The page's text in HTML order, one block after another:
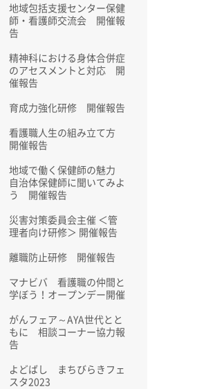
地域包括支援センター保健
師・看護師交流会 開催報
告
精神科における身体合併症
のアセスメントと対応 開
催報告
育成力強化研修 開催報告
看護職人生の組み立て方
開催報告
地域で働く保健師の魅力
自治体保健師に聞いてみよ
う 開催報告
災害対策委員会主催 ＜管
理者向け研修＞ 開催報告
離職防止研修 開催報告
マナビバ 看護職の仲間と
学ぼう！オープンデー開催
がんフェア～AYA世代とと
もに 相談コーナー協力報
告
よどばし まちびらきフェ
スタ2023